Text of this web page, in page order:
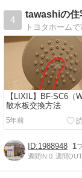
4
tawashiの住
【LIXIL】BF-SC6（
散水板交換方法
5年前
1988948 1
週間IN:0 週間OUT: